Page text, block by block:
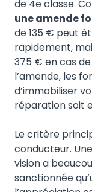
de 4e classe.
une amende
de 135 € peut
rapidement,
375 € en cas
l’amende, les
d’immobiliser
réparation soit
Le critère
conducteur.
vision a
sanctionnée